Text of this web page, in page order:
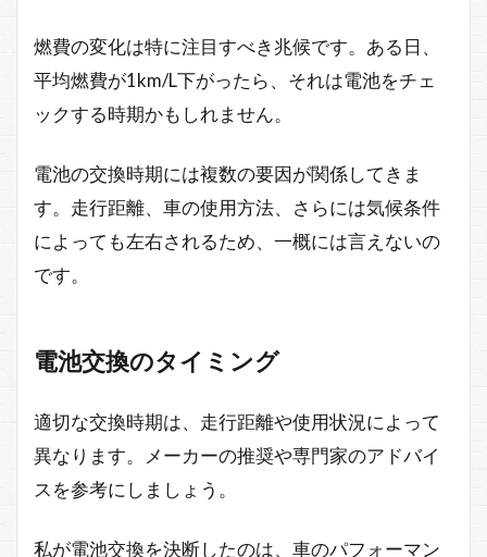
燃費の変化は特に注目すべき兆候です。ある日、
平均燃費が1km/L下がったら、それは電池をチェ
ックする時期かもしれません。
電池の交換時期には複数の要因が関係してきま
す。走行距離、車の使用方法、さらには気候条件
によっても左右されるため、一概には言えないの
です。
電池交換のタイミング
適切な交換時期は、走行距離や使用状況によって
異なります。メーカーの推奨や専門家のアドバイ
スを参考にしましょう。
私が電池交換を決断したのは、車のパフォーマン